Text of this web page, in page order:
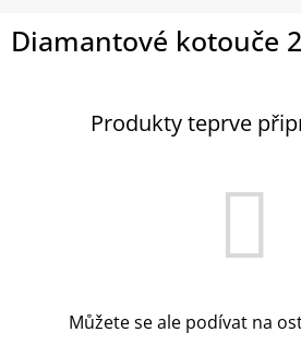
Diamantové kotouče
Produkty teprve
Můžete se ale podívat na